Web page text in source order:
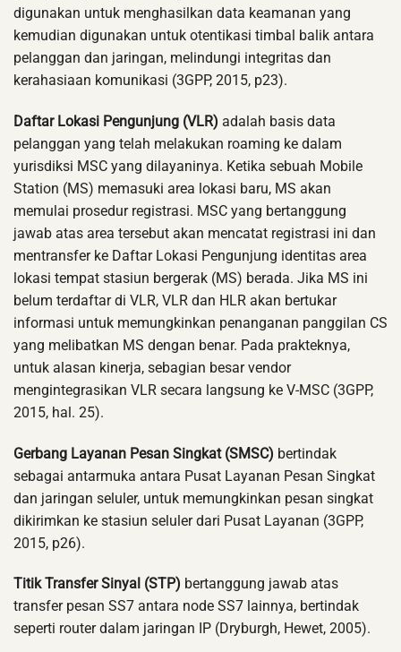
digunakan untuk menghasilkan data keamanan yang
kemudian digunakan untuk otentikasi timbal balik antara
pelanggan dan jaringan, melindungi integritas dan
kerahasiaan komunikasi (3GPP, 2015, p23).
Daftar Lokasi Pengunjung (VLR) adalah basis data
pelanggan yang telah melakukan roaming ke dalam
yurisdiksi MSC yang dilayaninya. Ketika sebuah Mobile
Station (MS) memasuki area lokasi baru, MS akan
memulai prosedur registrasi. MSC yang bertanggung
jawab atas area tersebut akan mencatat registrasi ini dan
mentransfer ke Daftar Lokasi Pengunjung identitas area
lokasi tempat stasiun bergerak (MS) berada. Jika MS ini
belum terdaftar di VLR, VLR dan HLR akan bertukar
informasi untuk memungkinkan penanganan panggilan CS
yang melibatkan MS dengan benar. Pada prakteknya,
untuk alasan kinerja, sebagian besar vendor
mengintegrasikan VLR secara langsung ke V-MSC (3GPP,
2015, hal. 25).
Gerbang Layanan Pesan Singkat (SMSC) bertindak
sebagai antarmuka antara Pusat Layanan Pesan Singkat
dan jaringan seluler, untuk memungkinkan pesan singkat
dikirimkan ke stasiun seluler dari Pusat Layanan (3GPP,
2015, p26).
Titik Transfer Sinyal (STP) bertanggung jawab atas
transfer pesan SS7 antara node SS7 lainnya, bertindak
seperti router dalam jaringan IP (Dryburgh, Hewet, 2005).